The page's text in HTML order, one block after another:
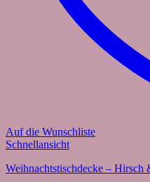
Auf die Wunschliste
Schnellansicht
Weihnachtstischdecke – Hirsch